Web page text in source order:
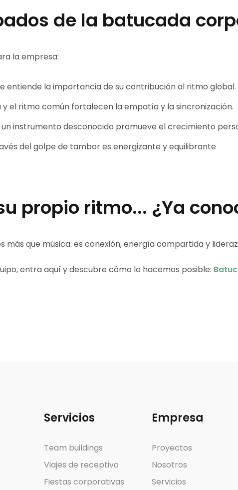
de la batucada
la empresa:
entiende la importancia de su contribución al ritmo global.
el ritmo común fortalecen la empatía y la sincronización.
instrumento desconocido promueve el crecimiento
del golpe de tambor es energizante y equilibrante
propio ritmo... ¿Ya
que música: es conexión, energía compartida y
entra aquí y descubre cómo lo hacemos posible:
Servicios
Team buildings
Viajes de receptivo
Fiestas corporativas
Empresa
Proyectos
Nosotros
Servicios